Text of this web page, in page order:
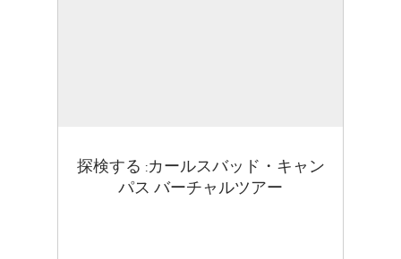
探検する :カールスバッド・キャン
パス バーチャルツアー